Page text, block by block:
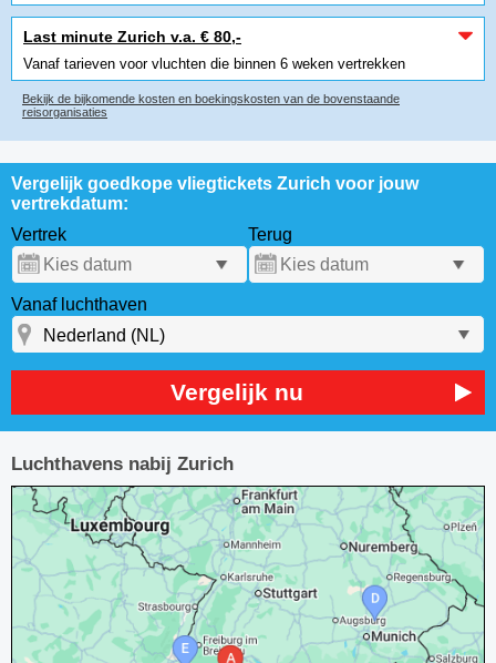
Last minute Zurich v.a. € 80,-
Vanaf tarieven voor vluchten die binnen 6 weken vertrekken
Bekijk de bijkomende kosten en boekingskosten van de bovenstaande
reisorganisaties
Vergelijk goedkope vliegtickets Zurich voor jouw
vertrekdatum:
Vertrek
Terug
Vanaf luchthaven
Vergelijk nu
Luchthavens nabij Zurich